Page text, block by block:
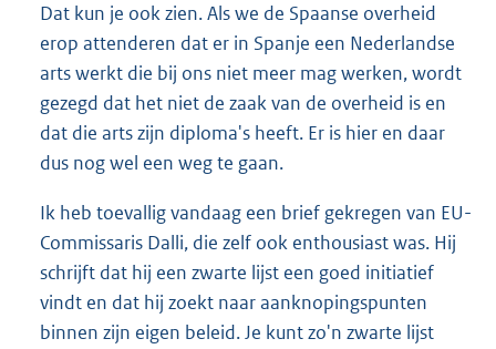
Dat kun je ook zien. Als we de Spaanse overheid
erop attenderen dat er in Spanje een Nederlandse
arts werkt die bij ons niet meer mag werken, wordt
gezegd dat het niet de zaak van de overheid is en
dat die arts zijn diploma's heeft. Er is hier en daar
dus nog wel een weg te gaan.
Ik heb toevallig vandaag een brief gekregen van EU-
Commissaris Dalli, die zelf ook enthousiast was. Hij
schrijft dat hij een zwarte lijst een goed initiatief
vindt en dat hij zoekt naar aanknopingspunten
binnen zijn eigen beleid. Je kunt zo'n zwarte lijst